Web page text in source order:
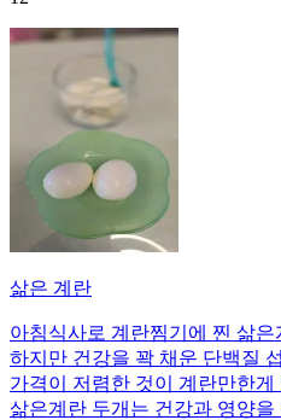
삶은 계란
아침식사로 계란찜기에 찐 삶
하지만 건강을 꽉 채운 단백질
가격이 저렴한 것이 계란만한
삶은계란 두개는 건강과 영양